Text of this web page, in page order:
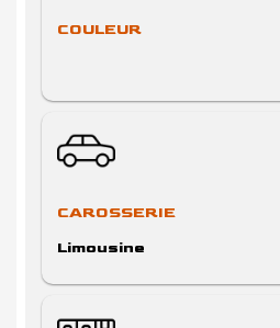
COULEUR
CAROSSERIE
Limousine